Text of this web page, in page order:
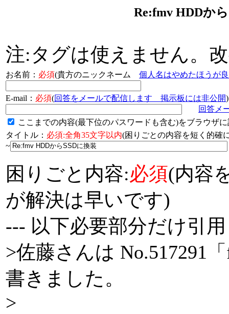
Re:fmv HDDか
注:タグは使えません。
お名前： 必須(貴方のニックネーム 個人名はやめたほうが
E-mail： 必須(回答をメールで配信します 掲示板には非公開)
回答メ
ここまでの内容(最下位のパスワードも含む)をブラウザ
タイトル： 必須:全角35文字以内(困りごとの内容を短く的
~
困りごと内容:必須(内容
が解決は早いです)
--- 以下必要部分だけ引
>佐藤さんは No.517291
書きました。
>